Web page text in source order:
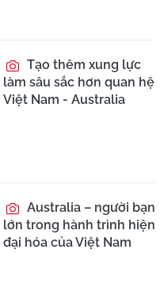
Tạo thêm xung lực
làm sâu sắc hơn quan hệ
Việt Nam - Australia
Australia – người bạn
lớn trong hành trình hiện
đại hóa của Việt Nam